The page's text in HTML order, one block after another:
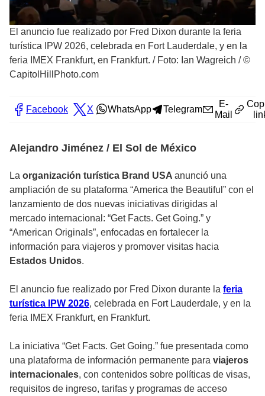
El anuncio fue realizado por Fred Dixon durante la feria
turística IPW 2026, celebrada en Fort Lauderdale, y en la
feria IMEX Frankfurt, en Frankfurt. / Foto: Ian Wagreich / ©
CapitolHillPhoto.com
Facebook X WhatsApp Telegram
E-
Mail
Alejandro Jiménez / El Sol de México
La organización turística Brand USA anunció una
ampliación de su plataforma “America the Beautiful” con el
lanzamiento de dos nuevas iniciativas dirigidas al
mercado internacional: “Get Facts. Get Going.” y
“American Originals”, enfocadas en fortalecer la
información para viajeros y promover visitas hacia
Estados Unidos.
El anuncio fue realizado por Fred Dixon durante la feria
turística IPW 2026, celebrada en Fort Lauderdale, y en la
feria IMEX Frankfurt, en Frankfurt.
La iniciativa “Get Facts. Get Going.” fue presentada como
una plataforma de información permanente para viajeros
internacionales, con contenidos sobre políticas de visas,
requisitos de ingreso, tarifas y programas de acceso